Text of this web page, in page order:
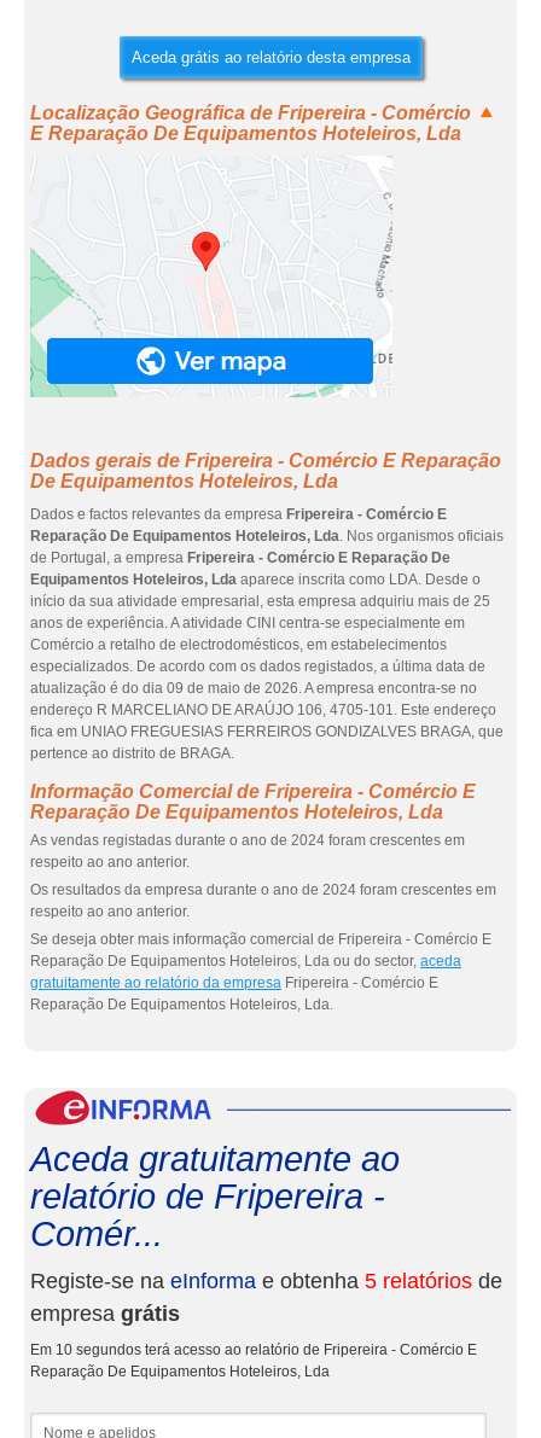
Aceda grátis ao relatório desta empresa
Localização Geográfica de Fripereira - Comércio
E Reparação De Equipamentos Hoteleiros, Lda
Dados gerais de Fripereira - Comércio E Reparação
De Equipamentos Hoteleiros, Lda
Dados e factos relevantes da empresa Fripereira - Comércio E
Reparação De Equipamentos Hoteleiros, Lda. Nos organismos oficiais
de Portugal, a empresa Fripereira - Comércio E Reparação De
Equipamentos Hoteleiros, Lda aparece inscrita como LDA. Desde o
início da sua atividade empresarial, esta empresa adquiriu mais de 25
anos de experiência. A atividade CINI centra-se especialmente em
Comércio a retalho de electrodomésticos, em estabelecimentos
especializados. De acordo com os dados registados, a última data de
atualização é do dia 09 de maio de 2026. A empresa encontra-se no
endereço R MARCELIANO DE ARAÚJO 106, 4705-101. Este endereço
fica em UNIAO FREGUESIAS FERREIROS GONDIZALVES BRAGA, que
pertence ao distrito de BRAGA.
Informação Comercial de Fripereira - Comércio E
Reparação De Equipamentos Hoteleiros, Lda
As vendas registadas durante o ano de 2024 foram crescentes em
respeito ao ano anterior.
Os resultados da empresa durante o ano de 2024 foram crescentes em
respeito ao ano anterior.
Se deseja obter mais informação comercial de Fripereira - Comércio E
Reparação De Equipamentos Hoteleiros, Lda ou do sector, aceda
gratuitamente ao relatório da empresa Fripereira - Comércio E
Reparação De Equipamentos Hoteleiros, Lda.
Aceda gratuitamente ao
relatório de Fripereira -
Comér...
Registe-se na eInforma e obtenha 5 relatórios de
empresa grátis
Em 10 segundos terá acesso ao relatório de Fripereira - Comércio E
Reparação De Equipamentos Hoteleiros, Lda